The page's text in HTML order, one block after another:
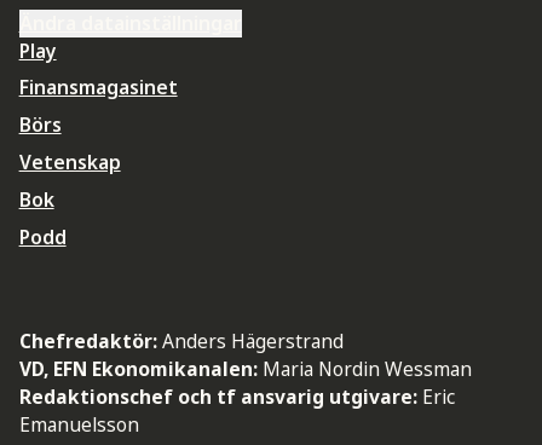
Play
Finansmagasinet
Börs
Vetenskap
Bok
Podd
Chefredaktör:Anders Hägerstrand
VD, EFN Ekonomikanalen: Maria Nordin Wessman
Redaktionschef och tf ansvarig utgivare: Eric
Emanuelsson